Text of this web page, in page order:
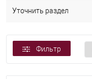
Уточнить раздел
Фильтр